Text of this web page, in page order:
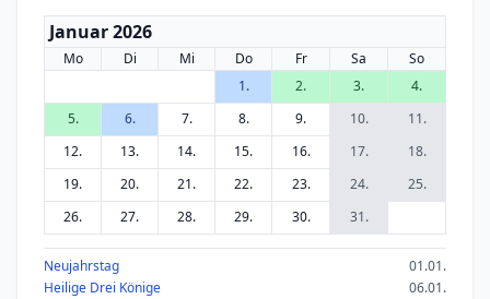
Januar 2026
Mo Di Mi Do Fr Sa
So
1.
2. 3.
4.
5.
6. 7. 8. 9. 10.
11.
12.
13. 14. 15. 16. 17.
18.
19.
20. 21. 22. 23. 24.
25.
26.
27. 28. 29. 30. 31.
Neujahrstag
01.01.
Heilige Drei Könige
06.01.